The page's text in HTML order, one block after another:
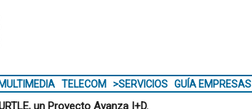
MULTIMEDIA TELECOM >SERVICIOS GUÍA EMPRESAS
un Proyecto Avanza I+D.